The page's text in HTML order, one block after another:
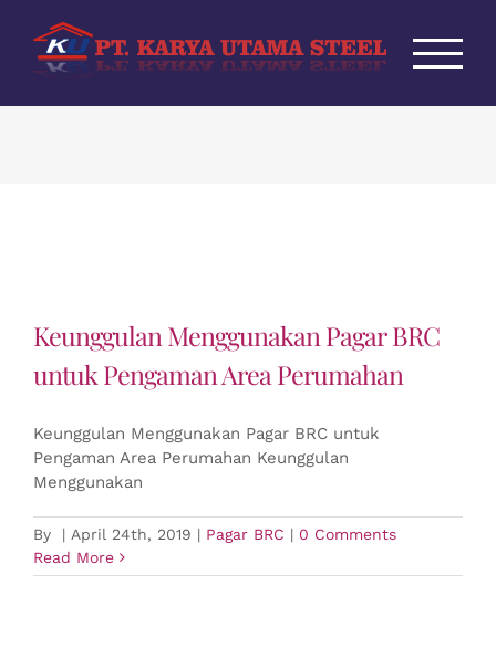
content
Keunggulan Menggunakan Pagar BRC
untuk Pengaman Area Perumahan
Keunggulan Menggunakan Pagar BRC untuk
Pengaman Area Perumahan Keunggulan
Menggunakan
By | April 24th, 2019 | Pagar BRC | 0 Comments
Read More